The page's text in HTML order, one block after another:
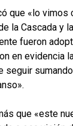
que «lo vimos
la Cascada y
fueron
en evidencia
seguir
que «este